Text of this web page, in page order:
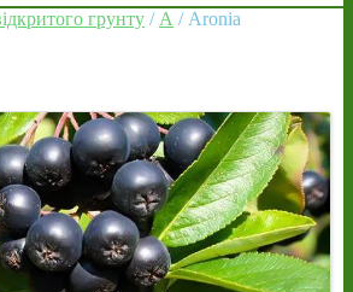
грунту /A / Aronia